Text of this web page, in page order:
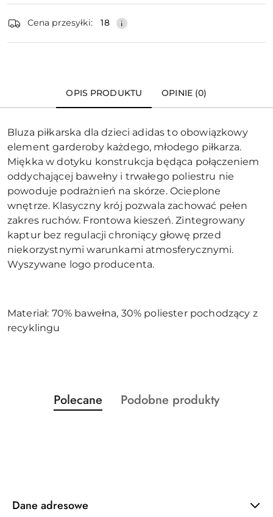
Wyślij
Dostępność
i
dostawa
Cena przesyłki: 18
OPIS PRODUKTU OPINIE (0)
Bluza piłkarska dla dzieci adidas to obowiązkowy
element garderoby każdego, młodego piłkarza.
Miękka w dotyku konstrukcja będąca połączeniem
oddychającej bawełny i trwałego poliestru nie
powoduje podrażnień na skórze. Ocieplone
wnętrze. Klasyczny krój pozwala zachować pełen
zakres ruchów. Frontowa kieszeń. Zintegrowany
kaptur bez regulacji chroniący głowę przed
niekorzystnymi warunkami atmosferycznymi.
Wyszywane logo producenta.
Materiał: 70% bawełna, 30% poliester pochodzący z
recyklingu
Pomiń karuzelę produktów
Produkty
o
Polecane
Produkty
Podobne produkty
Dane adresowe